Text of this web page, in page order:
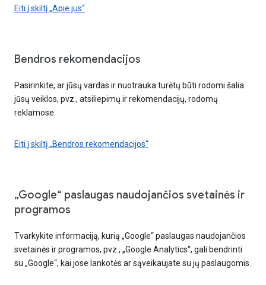
Eiti į skiltį „Apie jus“
Bendros rekomendacijos
Pasirinkite, ar jūsų vardas ir nuotrauka turėtų būti rodomi šalia
jūsų veiklos, pvz., atsiliepimų ir rekomendacijų, rodomų
reklamose.
Eiti į skiltį „Bendros rekomendacijos“
„Google“ paslaugas naudojančios svetainės ir
programos
Tvarkykite informaciją, kurią „Google“ paslaugas naudojančios
svetainės ir programos, pvz., „Google Analytics“, gali bendrinti
su „Google“, kai jose lankotės ar sąveikaujate su jų paslaugomis.